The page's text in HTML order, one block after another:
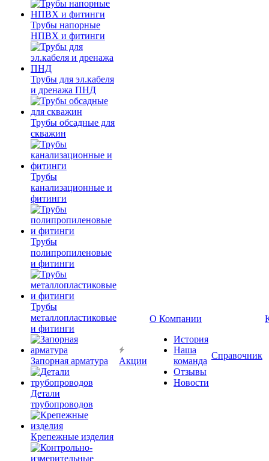
Трубы напорные
НПВХ и фитинги
Трубы для эл.кабеля
и дренажа ПНД
Трубы обсадные для
скважин
Трубы
канализационные и
фитинги
Трубы
полипропиленовые
и фитинги
Трубы
металлопластиковые
и фитинги
Запорная арматура
Детали
трубопроводов
Крепежные изделия
Акции
О Компании
История
Наша
команда
Отзывы
Новости
Справочник